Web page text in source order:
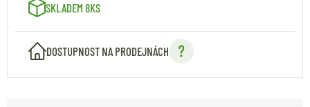
SKLADEM 8KS
DOSTUPNOST NA PRODEJNÁCH